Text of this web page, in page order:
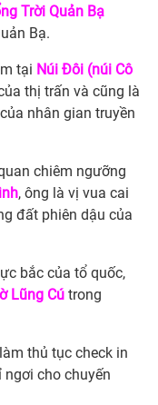
Trời Quản Bạ
Bạ.
tại Núi Đôi (núi Cô
thị trấn và cũng là
nhân gian truyền
chiêm ngưỡng
, ông là vị vua cai
đất phiên dậu của
bắc của tổ quốc,
Lũng Cú trong
thủ tục check in
cho chuyến